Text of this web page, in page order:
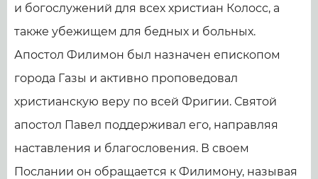
и богослужений для всех христиан Колосс, а
также убежищем для бедных и больных.
Апостол Филимон был назначен епископом
города Газы и активно проповедовал
христианскую веру по всей Фригии. Святой
апостол Павел поддерживал его, направляя
наставления и благословения. В своем
Послании он обращается к Филимону, называя